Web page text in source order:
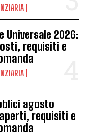
Universale 2026:
requisiti e
agosto
requisiti e